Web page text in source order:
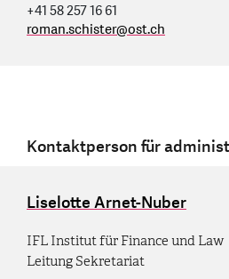
+41 58 257 16 61
roman.schister@ost.ch
Kontaktperson für
Liselotte Arnet-Nuber
IFL Institut für Finance und Law
Leitung Sekretariat